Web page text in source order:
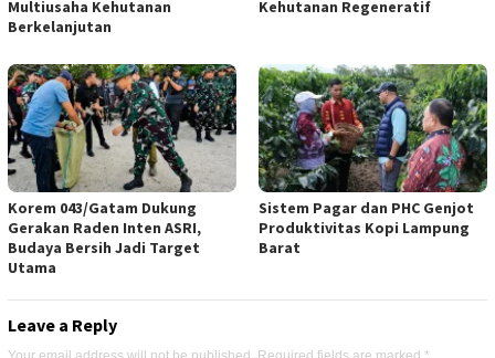
Multiusaha Kehutanan
Berkelanjutan
Kehutanan Regeneratif
Korem 043/Gatam Dukung
Gerakan Raden Inten ASRI,
Budaya Bersih Jadi Target
Utama
Sistem Pagar dan PHC Genjot
Produktivitas Kopi Lampung
Barat
Leave a Reply